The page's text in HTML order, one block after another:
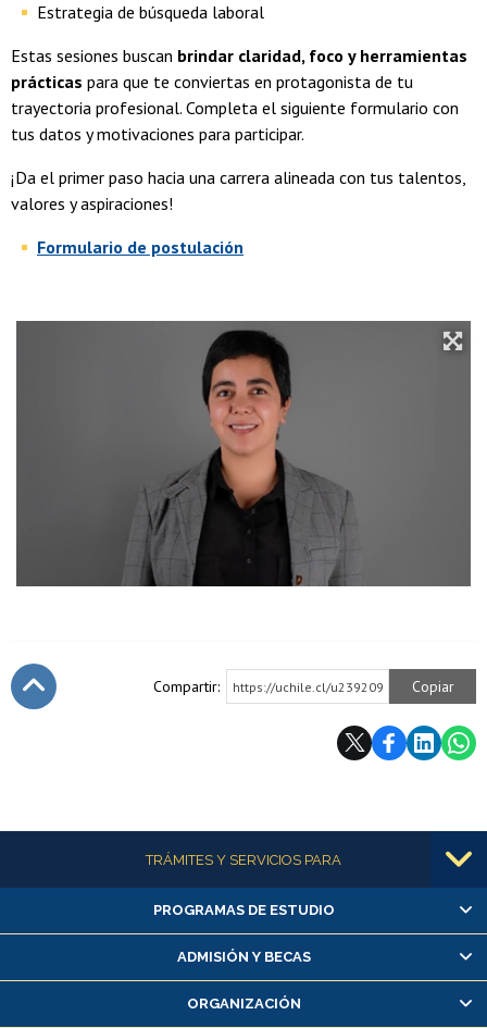
Estrategia de búsqueda laboral
Estas sesiones buscan brindar claridad, foco y herramientas
prácticas para que te conviertas en protagonista de tu
trayectoria profesional. Completa el siguiente formulario con
tus datos y motivaciones para participar.
¡Da el primer paso hacia una carrera alineada con tus talentos,
valores y aspiraciones!
Formulario de postulación
Compartir: https://uchile.cl/u239209 Copiar
Más informaciónTRÁMITES Y SERVICIOS PARA
Alumnas/os y exalumnas/os
Matrícula en línea
Inscripción y cambio de asignaturas
Consulta y certificado de notas
PROGRAMAS DE ESTUDIO
ADMISIÓN Y BECAS
ORGANIZACIÓN